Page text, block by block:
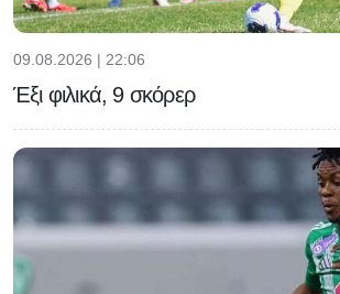
09.08.2026 | 22:06
Έξι φιλικά, 9 σκόρερ